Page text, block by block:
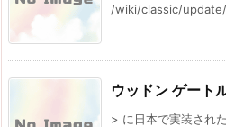
/wiki/classic/
ウッドン ゲート
> に日本で実装され